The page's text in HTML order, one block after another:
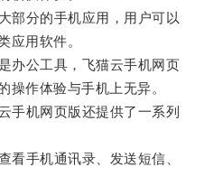
分的手机应用，用户可以
应用软件。
公工具，飞猫云手机网页
操作体验与手机上无异。
机网页版还提供了一系列
手机通讯录、发送短信、